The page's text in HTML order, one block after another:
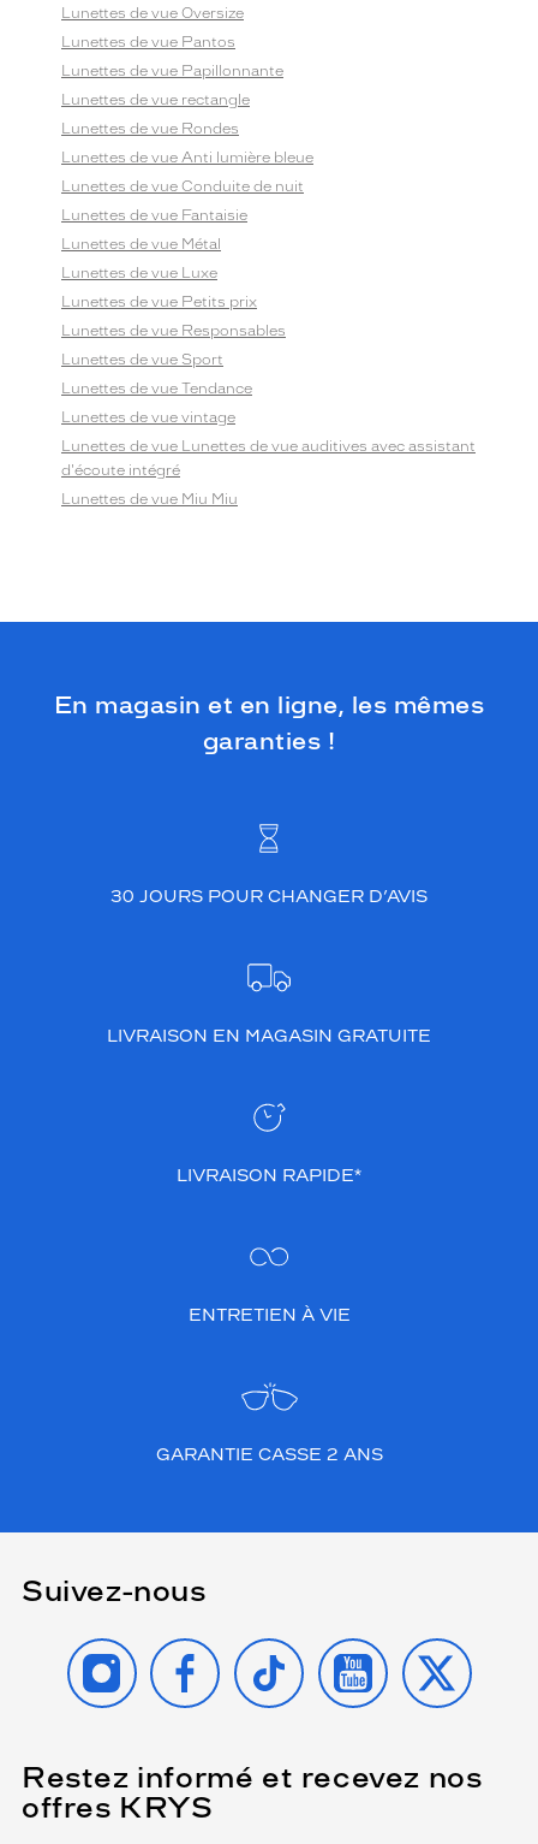
Lunettes de vue Oversize
Lunettes de vue Pantos
Lunettes de vue Papillonnante
Lunettes de vue rectangle
Lunettes de vue Rondes
Lunettes de vue Anti lumière bleue
Lunettes de vue Conduite de nuit
Lunettes de vue Fantaisie
Lunettes de vue Métal
Lunettes de vue Luxe
Lunettes de vue Petits prix
Lunettes de vue Responsables
Lunettes de vue Sport
Lunettes de vue Tendance
Lunettes de vue vintage
Lunettes de vue Lunettes de vue auditives avec assistant
d'écoute intégré
Lunettes de vue Miu Miu
En magasin et en ligne, les mêmes
garanties !
30 JOURS POUR CHANGER D’AVIS
LIVRAISON EN MAGASIN GRATUITE
LIVRAISON RAPIDE*
ENTRETIEN À VIE
GARANTIE CASSE 2 ANS
Suivez-nous
INSTAGRAMFACEBOOK
TIKTOK YOUTUBE
X
Restez informé et recevez nos
offres KRYS
Name
(Ce
champ
est